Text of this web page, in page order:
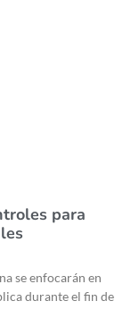
para
se enfocarán en
durante el fin de